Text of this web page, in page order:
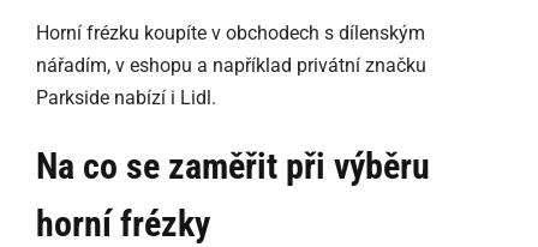
Horní frézku koupíte v obchodech s dílenským
nářadím, v eshopu a například privátní značku
Parkside nabízí i Lidl.
Na co se zaměřit při výběru
horní frézky